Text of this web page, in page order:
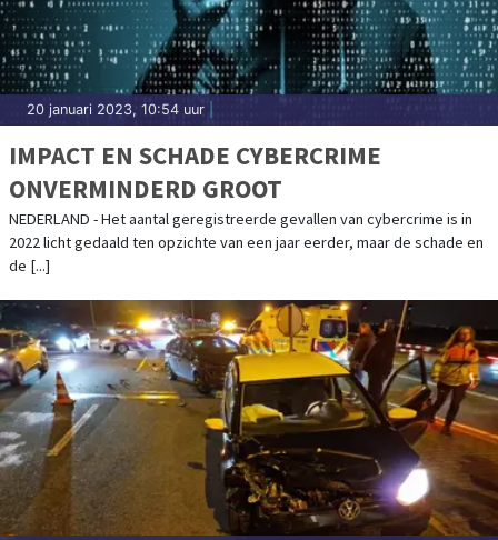
20 januari 2023, 10:54 uur
IMPACT EN SCHADE CYBERCRIME
ONVERMINDERD GROOT
NEDERLAND - Het aantal geregistreerde gevallen van cybercrime is in
2022 licht gedaald ten opzichte van een jaar eerder, maar de schade en
de [...]